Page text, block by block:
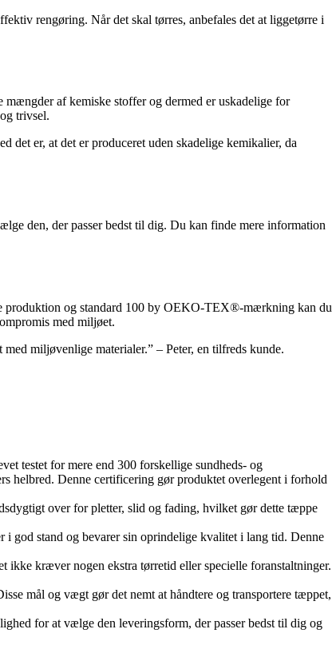
rengøring. Når det skal tørres, anbefales det at liggetørre i
af kemiske stoffer og dermed er uskadelige for
trivsel.
det er, at det er produceret uden skadelige kemikalier, da
den, der passer bedst til dig. Du kan finde mere information
produktion og standard 100 by OEKO-TEX®-mærkning kan du
med miljøet.
miljøvenlige materialer.” – Peter, en tilfreds kunde.
testet for mere end 300 forskellige sundheds- og
helbred. Denne certificering gør produktet overlegent i forhold
over for pletter, slid og fading, hvilket gør dette tæppe
i god stand og bevarer sin oprindelige kvalitet i lang tid. Denne
ikke kræver nogen ekstra tørretid eller specielle foranstaltninger.
mål og vægt gør det nemt at håndtere og transportere tæppet,
for at vælge den leveringsform, der passer bedst til dig og